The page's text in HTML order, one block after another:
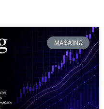
ΜΑΘΑΊΝΩ